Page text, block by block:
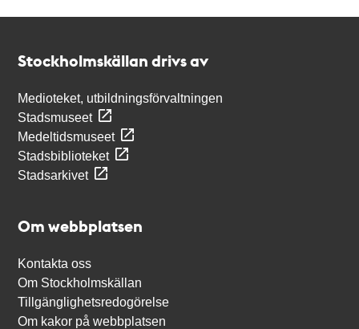
Stockholmskällan drivs av
Medioteket, utbildningsförvaltningen
Stadsmuseet
Medeltidsmuseet
Stadsbiblioteket
Stadsarkivet
Om webbplatsen
Kontakta oss
Om Stockholmskällan
Tillgänglighetsredogörelse
Om kakor på webbplatsen